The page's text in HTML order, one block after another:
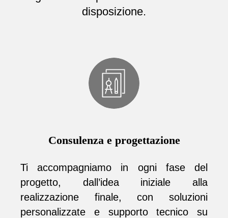
disposizione.
Consulenza e progettazione
Ti accompagniamo in ogni fase del
progetto, dall’idea iniziale alla
realizzazione finale, con soluzioni
personalizzate e supporto tecnico su